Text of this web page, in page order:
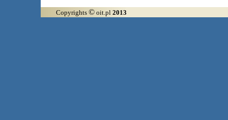
Copyrights © oit.pl 2013